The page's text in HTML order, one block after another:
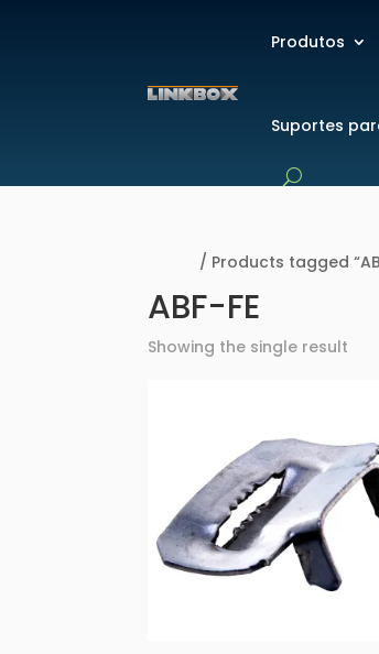
Produtos
Suportes
/ Products tagged
ABF-FE
Showing the single result